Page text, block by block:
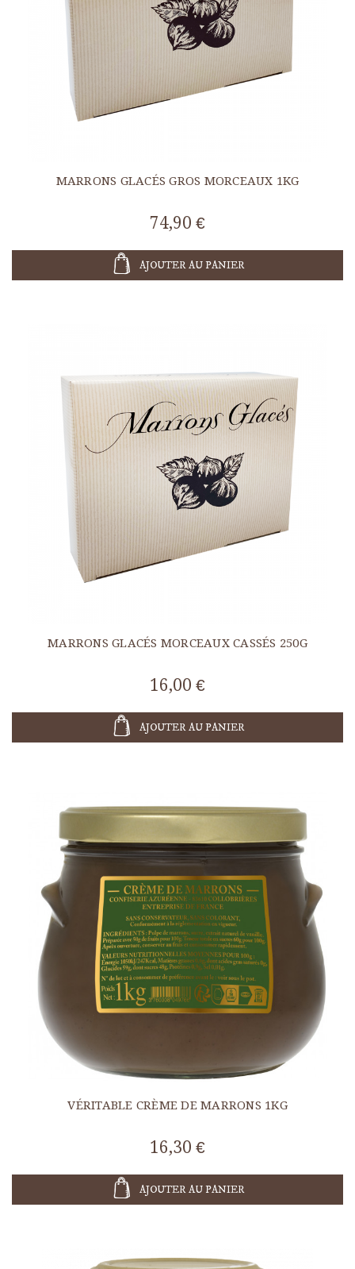
MARRONS GLACÉS GROS MORCEAUX 1KG
74,90 €
AJOUTER AU PANIER
MARRONS GLACÉS MORCEAUX CASSÉS 250G
16,00 €
AJOUTER AU PANIER
VÉRITABLE CRÈME DE MARRONS 1KG
16,30 €
AJOUTER AU PANIER